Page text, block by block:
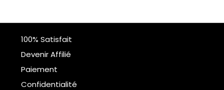
100% Satisfait
Devenir Affilié
Paiement
Confidentialité